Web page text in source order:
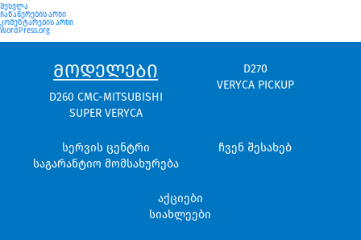
შესვლა
ჩანაწერების არხი
კომენტარების არხი
WordPress.org
ᲛᲝᲓᲔᲚᲔᲑᲘ
D260 CMC-MITSUBISHI
SUPER VERYCA
D270
VERYCA PICKUP
სერვის ცენტრი
საგარანტიო მომსახურება
ჩვენ შესახებ
აქციები
სიახლეები